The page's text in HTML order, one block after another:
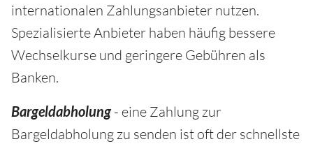
internationalen Zahlungsanbieter nutzen.
Spezialisierte Anbieter haben häufig bessere
Wechselkurse und geringere Gebühren als
Banken.
Bargeldabholung- eine Zahlung zur
Bargeldabholung zu senden ist oft der schnellste